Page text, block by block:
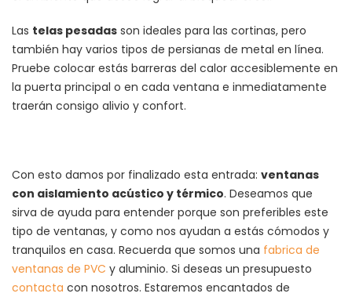
Las telas pesadas son ideales para las cortinas, pero
también hay varios tipos de persianas de metal en línea.
Pruebe colocar estás barreras del calor accesiblemente en
la puerta principal o en cada ventana e inmediatamente
traerán consigo alivio y confort.
Con esto damos por finalizado esta entrada: ventanas
con aislamiento acústico y térmico. Deseamos que
sirva de ayuda para entender porque son preferibles este
tipo de ventanas, y como nos ayudan a estás cómodos y
tranquilos en casa. Recuerda que somos una fabrica de
ventanas de PVC y aluminio. Si deseas un presupuesto
contacta con nosotros. Estaremos encantados de